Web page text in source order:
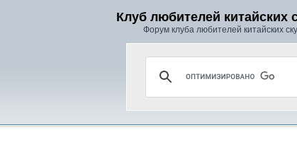
Клуб любителей китайских
Форум клуба любителей китайских